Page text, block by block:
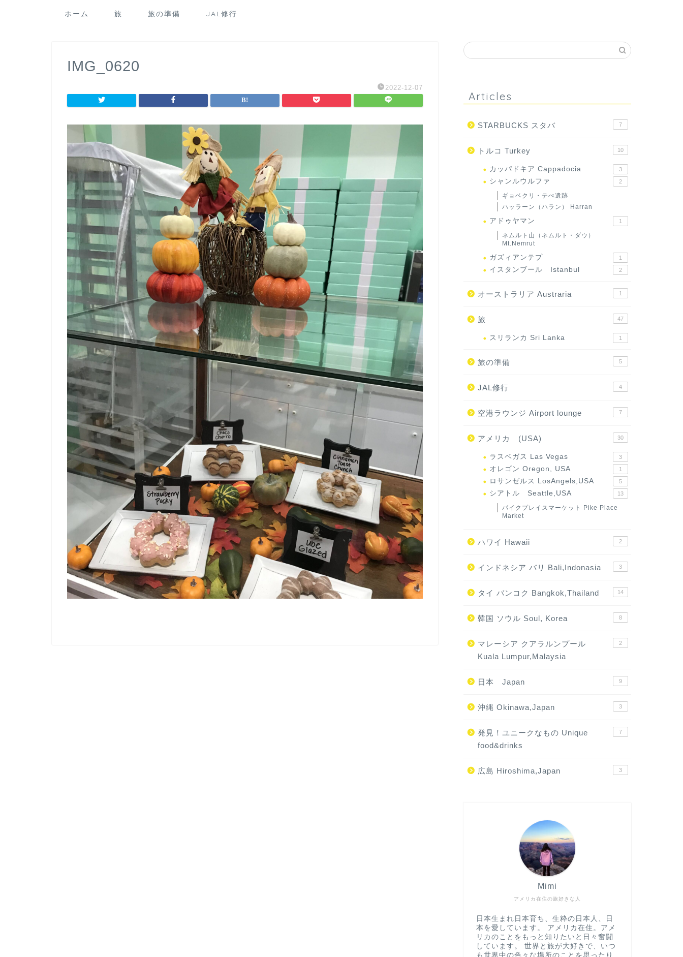
ホーム 旅 旅の準備 JAL修行
IMG_0620
2022-12-07
Articles
STARBUCKS スタバ 7
トルコ Turkey 10
カッパドキア Cappadocia 3
シャンルウルファ 2
ギョベクリ・テぺ遺跡
ハッラーン（ハラン） Harran
アドゥヤマン 1
ネムルト山（ネムルト・ダウ）
Mt.Nemrut
ガズィアンテプ 1
イスタンブール Istanbul 2
オーストラリア Austraria 1
旅 47
スリランカ Sri Lanka 1
旅の準備 5
JAL修行 4
空港ラウンジ Airport lounge 7
アメリカ (USA) 30
ラスベガス Las Vegas 3
オレゴン Oregon, USA 1
ロサンゼルス LosAngels,USA 5
シアトル Seattle,USA 13
パイクプレイスマーケット Pike Place
Market
ハワイ Hawaii 2
インドネシア バリ Bali,Indonasia 3
タイ バンコク Bangkok,Thailand 14
韓国 ソウル Soul, Korea 8
マレーシア クアラルンプール
Kuala Lumpur,Malaysia
2
日本 Japan 9
沖縄 Okinawa,Japan 3
発見！ユニークなもの Unique
food&drinks
7
広島 Hiroshima,Japan 3
アメリカ在住の旅好きな人
Mimi
日本生まれ日本育ち、生粋の日本人、日
本を愛しています。 アメリカ在住。アメ
リカのことをもっと知りたいと日々奮闘
しています。 世界と旅が大好きで、いつ
も世界中の色々な場所のことを思ったり